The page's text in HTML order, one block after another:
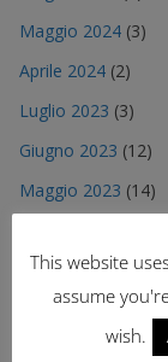
Maggio 2024 (3)
Aprile 2024 (2)
Luglio 2023 (3)
Giugno 2023 (12)
Maggio 2023 (14)
Marzo 2023(11)
Febbraio 2023(6)
Gennaio 2023(13)
This website
assume
wish.